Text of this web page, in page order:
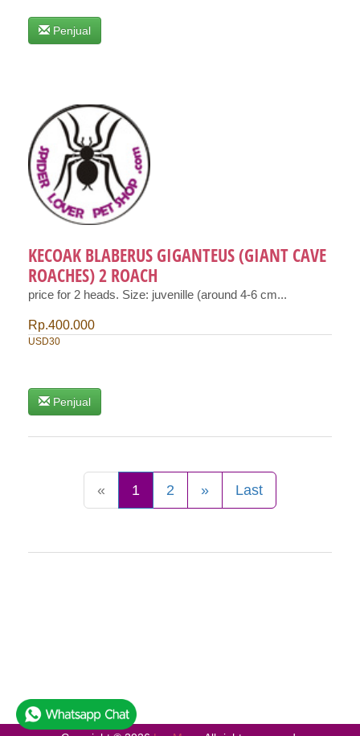
Penjual
KECOAK BLABERUS GIGANTEUS (GIANT CAVE
ROACHES) 2 ROACH
price for 2 heads. Size: juvenille (around 4-6 cm...
Rp.400.000
USD30
Penjual
« 1 2 » Last